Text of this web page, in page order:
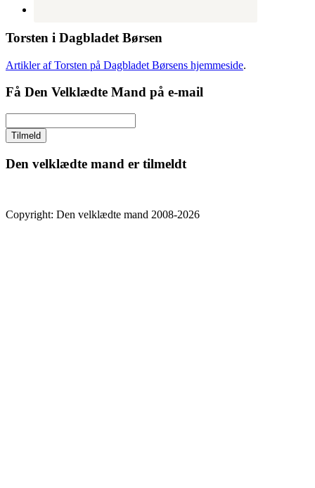
Torsten i Dagbladet Børsen
Artikler af Torsten på Dagbladet Børsens hjemmeside.
Få Den Velklædte Mand på e-mail
Den velklædte mand er tilmeldt
Copyright: Den velklædte mand 2008-2026